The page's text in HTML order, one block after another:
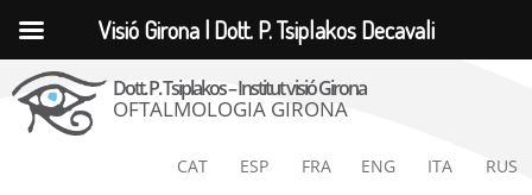
Dott. P. Tsiplakos – Institut visió Girona
OFTALMOLOGIA GIRONA
RUS
ITA
ENG
FRA
ESP
CAT
Visió Girona | Dott. P. Tsiplakos Decavali